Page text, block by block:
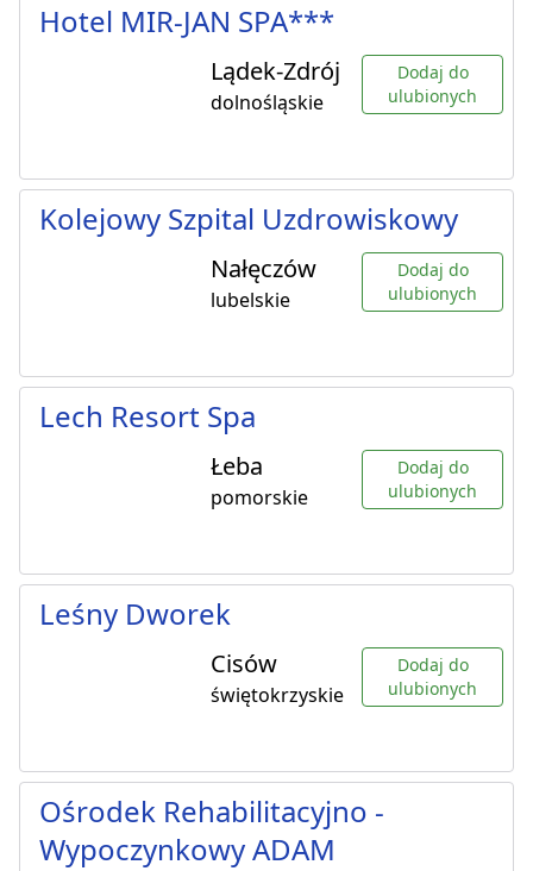
Hotel MIR-JAN SPA***
Lądek-Zdrój
dolnośląskie
Dodaj do
ulubionych
Kolejowy Szpital Uzdrowiskowy
Nałęczów
lubelskie
Dodaj do
ulubionych
Lech Resort Spa
Łeba
pomorskie
Dodaj do
ulubionych
Leśny Dworek
Cisów
świętokrzyskie
Dodaj do
ulubionych
Ośrodek Rehabilitacyjno -
Wypoczynkowy ADAM